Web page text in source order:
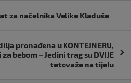
za načelnika Velike Kladuše
pronađena u KONTEJNERU,
bebom – Jedini trag su DVIJE
tetovaže na tijelu